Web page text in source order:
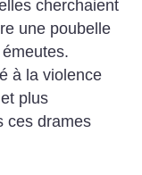
cherchaient
une poubelle
à la violence
plus
ces drames